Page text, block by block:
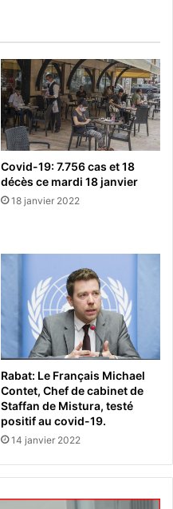
Covid-19: 7.756 cas et 18
décès ce mardi 18 janvier
18 janvier 2022
Rabat: Le Français Michael
Contet, Chef de cabinet de
Staffan de Mistura, testé
positif au covid-19.
14 janvier 2022